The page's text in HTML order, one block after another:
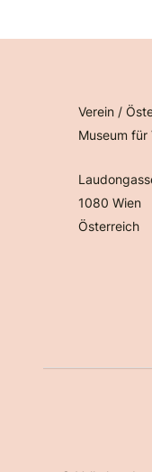
Verein /
Museum für
1080 Wien
Österreich